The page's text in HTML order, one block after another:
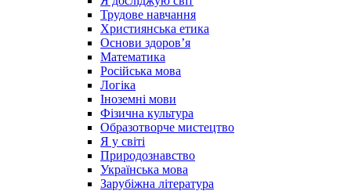
Трудове навчання
Християнська етика
Основи здоров’я
Математика
Російська мова
Логіка
Іноземні мови
Фізична культура
Образотворче мистецтво
Я у світі
Природознавство
Українська мова
Зарубіжна література